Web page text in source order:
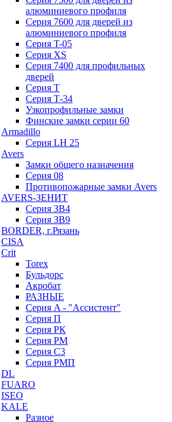
алюминиевого профиля
Серия 7600 для дверей из
алюминиевого профиля
Серия T-05
Серия XS
Серия 7400 для профильных
дверей
Серия Т
Серия Т-34
Узкопрофильные замки
Финские замки серии 60
Armadillo
Серия LH 25
Avers
Замки общего назначения
Серия 08
Противопожарные замки Avers
AVERS-ЗЕНИТ
Серия ЗВ4
Серия ЗВ9
BORDER, г.Рязань
CISA
Crit
Torex
Бульдорс
Акробат
РАЗНЫЕ
Серия A - "Ассистент"
Серия П
Серия РК
Серия РМ
Серия С3
Серия РМП
DL
FUARO
ISEO
KALE
Разное